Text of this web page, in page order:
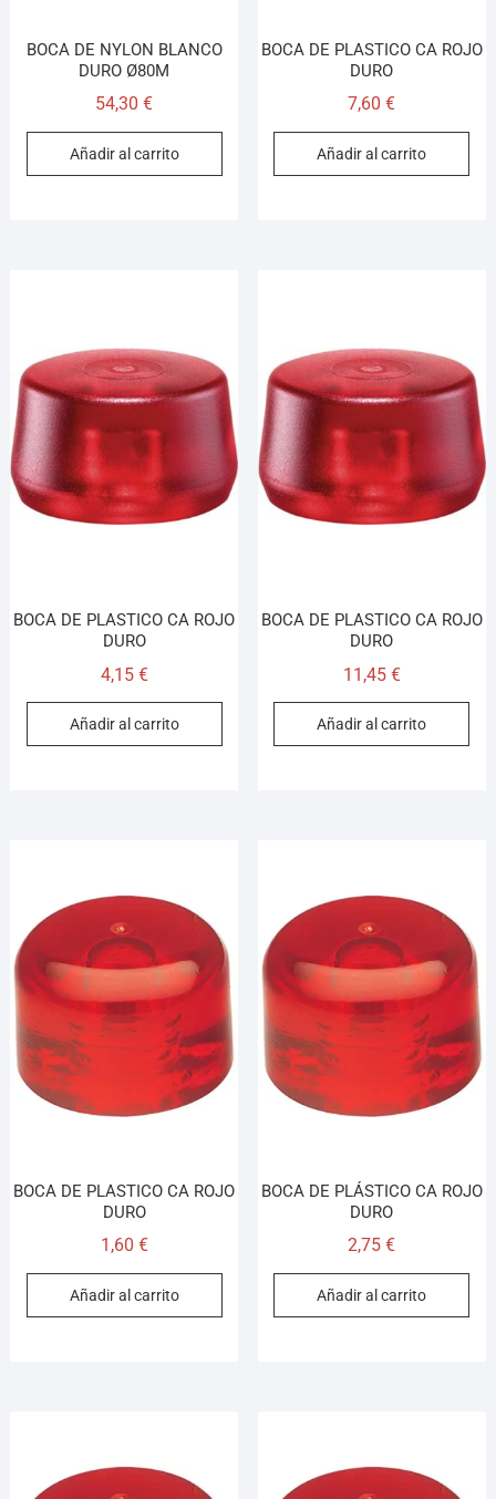
BOCA DE NYLON BLANCO
DURO Ø80M
54,30€
Añadir al carrito
BOCA DE PLASTICO CA ROJO
DURO
7,60€
Añadir al carrito
BOCA DE PLASTICO CA ROJO
DURO
4,15 €
Añadir al carrito
BOCA DE PLASTICO CA ROJO
DURO
11,45 €
Añadir al carrito
BOCA DE PLASTICO CA ROJO
DURO
1,60 €
Añadir al carrito
BOCA DE PLÁSTICO CA ROJO
DURO
2,75€
Añadir al carrito